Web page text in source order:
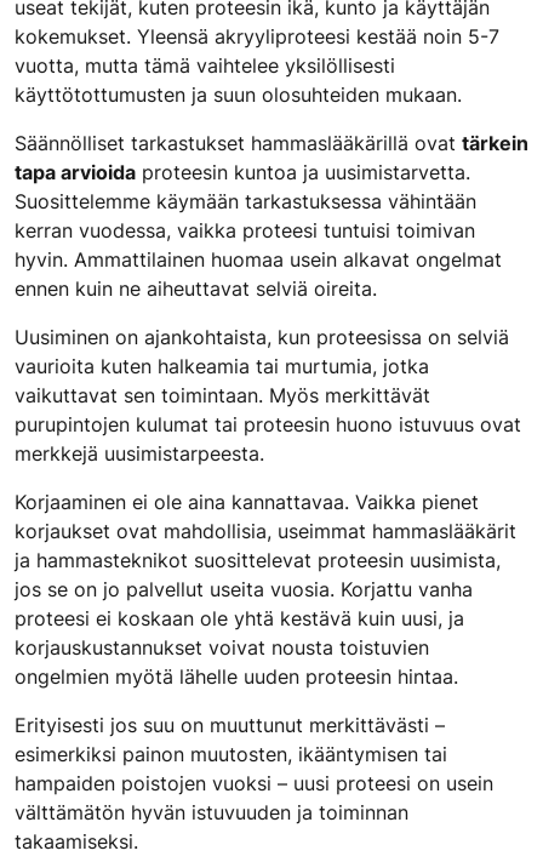
useat tekijät, kuten proteesin ikä, kunto ja käyttäjän
kokemukset. Yleensä akryyliproteesi kestää noin 5-7
vuotta, mutta tämä vaihtelee yksilöllisesti
käyttötottumusten ja suun olosuhteiden mukaan.
Säännölliset tarkastukset hammaslääkärillä ovat tärkein
tapa arvioida proteesin kuntoa ja uusimistarvetta.
Suosittelemme käymään tarkastuksessa vähintään
kerran vuodessa, vaikka proteesi tuntuisi toimivan
hyvin. Ammattilainen huomaa usein alkavat ongelmat
ennen kuin ne aiheuttavat selviä oireita.
Uusiminen on ajankohtaista, kun proteesissa on selviä
vaurioita kuten halkeamia tai murtumia, jotka
vaikuttavat sen toimintaan. Myös merkittävät
purupintojen kulumat tai proteesin huono istuvuus ovat
merkkejä uusimistarpeesta.
Korjaaminen ei ole aina kannattavaa. Vaikka pienet
korjaukset ovat mahdollisia, useimmat hammaslääkärit
ja hammasteknikot suosittelevat proteesin uusimista,
jos se on jo palvellut useita vuosia. Korjattu vanha
proteesi ei koskaan ole yhtä kestävä kuin uusi, ja
korjauskustannukset voivat nousta toistuvien
ongelmien myötä lähelle uuden proteesin hintaa.
Erityisesti jos suu on muuttunut merkittävästi –
esimerkiksi painon muutosten, ikääntymisen tai
hampaiden poistojen vuoksi – uusi proteesi on usein
välttämätön hyvän istuvuuden ja toiminnan
takaamiseksi.